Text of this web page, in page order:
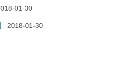
01-30
2018-01-30